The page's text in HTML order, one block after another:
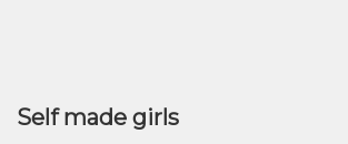
Self made girls